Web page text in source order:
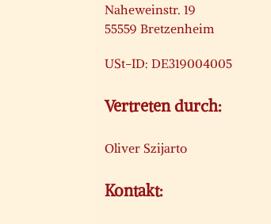
Naheweinstr. 19
55559 Bretzenheim
USt-ID: DE319004005
Vertreten durch:
Oliver Szijarto
Kontakt: